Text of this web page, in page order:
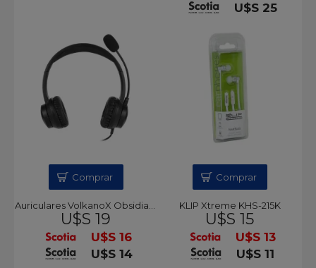
U$S 25
Auriculares VolkanoX Obsidian Series Cableado
U$S 19
U$S 16
U$S 14
Comprar
KLIP Xtreme KHS-215K
U$S 15
U$S 13
U$S 11
Comprar